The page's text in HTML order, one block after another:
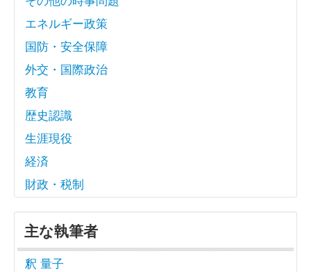
エネルギー政策
国防・安全保障
外交・国際政治
教育
歴史認識
生涯現役
経済
財政・税制
主な執筆者
釈 量子